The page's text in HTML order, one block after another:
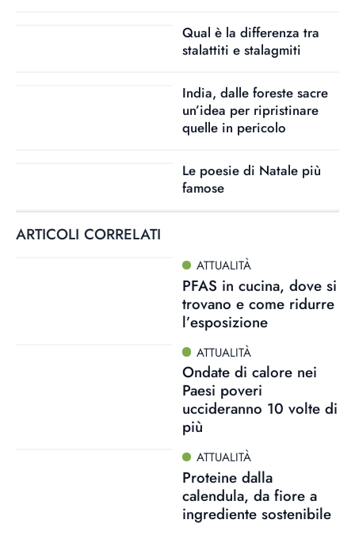
Qual è la differenza tra
stalattiti e stalagmiti
India, dalle foreste sacre
un’idea per ripristinare
quelle in pericolo
Le poesie di Natale più
famose
ARTICOLI CORRELATI
ATTUALITÀ
PFAS in cucina, dove si
trovano e come ridurre
l’esposizione
ATTUALITÀ
Ondate di calore nei
Paesi poveri
uccideranno 10 volte di
più
ATTUALITÀ
Proteine dalla
calendula, da fiore a
ingrediente sostenibile